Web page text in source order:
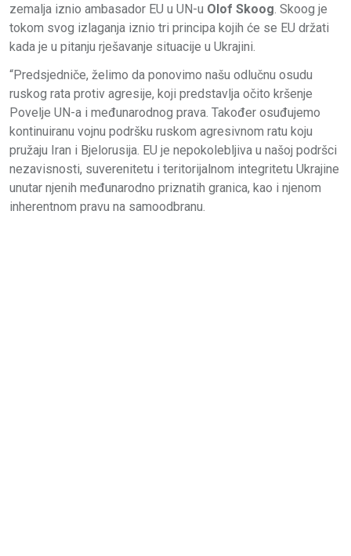
zemalja iznio ambasador EU u UN-u Olof Skoog. Skoog je
tokom svog izlaganja iznio tri principa kojih će se EU držati
kada je u pitanju rješavanje situacije u Ukrajini.
“Predsjedniče, želimo da ponovimo našu odlučnu osudu
ruskog rata protiv agresije, koji predstavlja očito kršenje
Povelje UN-a i međunarodnog prava. Također osuđujemo
kontinuiranu vojnu podršku ruskom agresivnom ratu koju
pružaju Iran i Bjelorusija. EU je nepokolebljiva u našoj podršci
nezavisnosti, suverenitetu i teritorijalnom integritetu Ukrajine
unutar njenih međunarodno priznatih granica, kao i njenom
inherentnom pravu na samoodbranu.